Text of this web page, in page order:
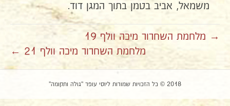
משמאל, אביב בטמן בתוך המגן דוד.
→ מלחמת השחרור מיכה וולף 19
מלחמת השחרור מיכה וולף 21 ←
2018 © כל הזכויות שמורות ליוסי עופר "גולה ותקומה"